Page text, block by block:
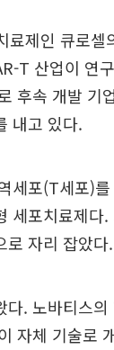
제인 큐로셀
T 산업이 연
후속 개발 기
내고 있다.
세포(T세포)
세포치료제다
로 자리 잡았다.
. 노바티스의
자체 기술로